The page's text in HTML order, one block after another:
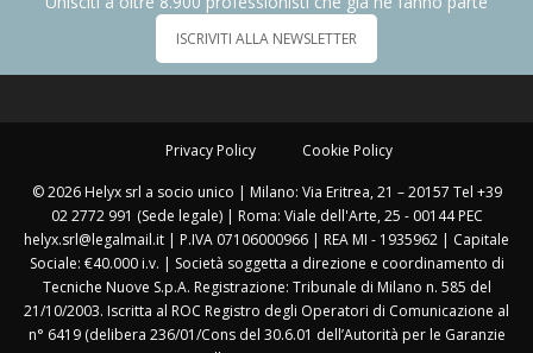
ISCRIVITI ALLA NEWSLETTER
Privacy Policy Cookie Policy
© 2026 Helyx srl a socio unico | Milano: Via Eritrea, 21 – 20157 Tel +39
02 2772 991 (Sede legale) | Roma: Viale dell'Arte, 25 - 00144 PEC
helyx.srl@legalmail.it | P.IVA 07106000966 | REA MI - 1935962 | Capitale
Sociale: €40.000 i.v. | Società soggetta a direzione e coordinamento di
Tecniche Nuove S.p.A. Registrazione: Tribunale di Milano n. 585 del
21/10/2003. Iscritta al ROC Registro degli Operatori di Comunicazione al
n° 6419 (delibera 236/01/Cons del 30.6.01 dell’Autorità per le Garanzie